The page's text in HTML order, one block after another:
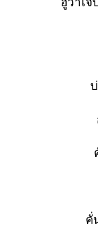
ฮู้ว่าเจ็
คั่